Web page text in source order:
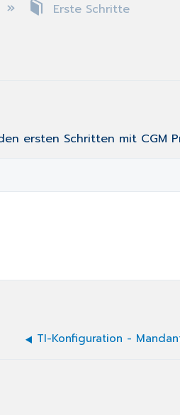
Erste Schritte
ersten Schritten mit CGM
TI-Konfiguration -